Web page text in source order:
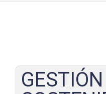
GESTIÓN